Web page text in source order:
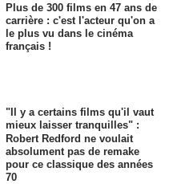
Plus de 300 films en 47 ans de
carrière : c'est l'acteur qu'on a
le plus vu dans le cinéma
français !
"Il y a certains films qu'il vaut
mieux laisser tranquilles" :
Robert Redford ne voulait
absolument pas de remake
pour ce classique des années
70